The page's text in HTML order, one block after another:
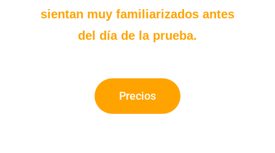
sientan muy familiarizados antes
del día de la prueba.
Precios